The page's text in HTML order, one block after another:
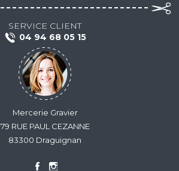
SERVICE CLIENT
04 94 68 05 15
Mercerie Gravier
79 RUE PAUL CEZANNE
83300 Draguignan